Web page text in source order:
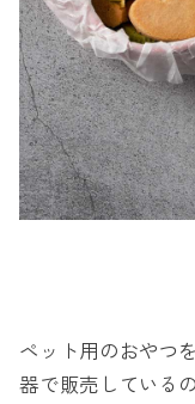
ペット用のおやつ
器で販売している